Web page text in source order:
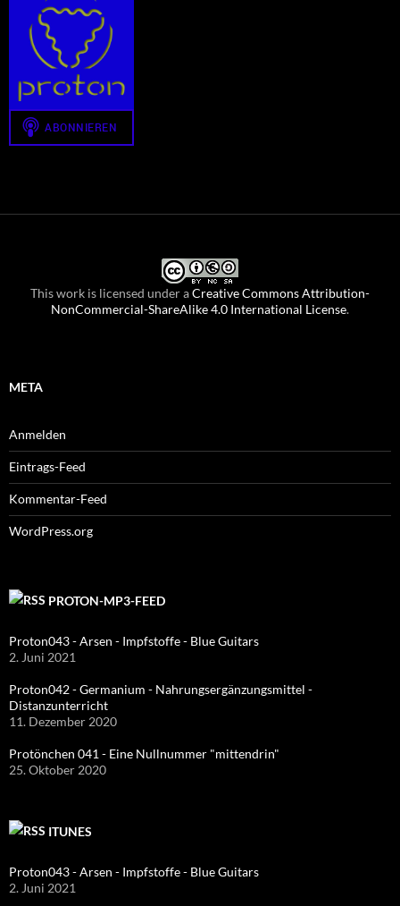
This work is licensed under aCreative Commons Attribution-
NonCommercial-ShareAlike 4.0 International License.
META
Anmelden
Eintrags-Feed
Kommentar-Feed
WordPress.org
PROTON-MP3-FEED
Proton043 - Arsen - Impfstoffe - Blue Guitars
2. Juni 2021
Proton042 - Germanium - Nahrungsergänzungsmittel -
Distanzunterricht
11. Dezember 2020
Protönchen 041 - Eine Nullnummer "mittendrin"
25. Oktober 2020
ITUNES
Proton043 - Arsen - Impfstoffe - Blue Guitars
2. Juni 2021